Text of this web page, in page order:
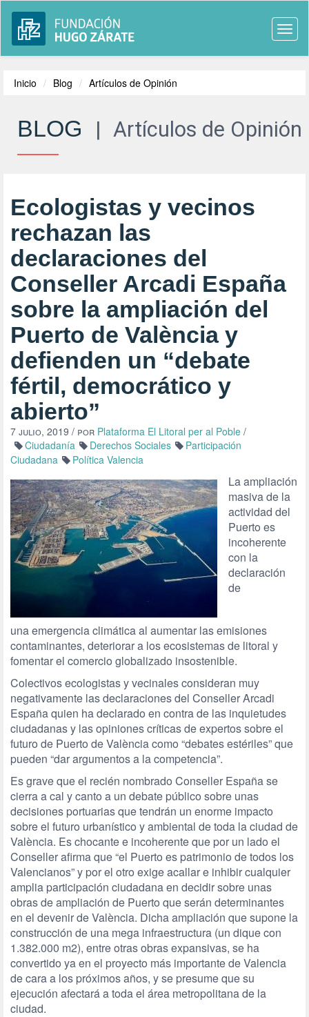
Inicio Blog Artículos de Opinión
BLOG | Artículos de Opinión
Ecologistas y vecinos
rechazan las
declaraciones del
Conseller Arcadi España
sobre la ampliación del
Puerto de València y
defienden un “debate
fértil, democrático y
abierto”
7 julio, 2019 / por Plataforma El Litoral per al Poble /
Ciudadanía
Derechos Sociales
Participación
Ciudadana
Política Valencia
La ampliación
masiva de la
actividad del
Puerto es
incoherente
con la
declaración
de
una emergencia climática al aumentar las emisiones
contaminantes, deteriorar a los ecosistemas de litoral y
fomentar el comercio globalizado insostenible.
Colectivos ecologistas y vecinales consideran muy
negativamente las declaraciones del Conseller Arcadi
España quien ha declarado en contra de las inquietudes
ciudadanas y las opiniones críticas de expertos sobre el
futuro de Puerto de València como “debates estériles” que
pueden “dar argumentos a la competencia”.
Es grave que el recién nombrado Conseller España se
cierra a cal y canto a un debate público sobre unas
decisiones portuarias que tendrán un enorme impacto
sobre el futuro urbanístico y ambiental de toda la ciudad de
València. Es chocante e incoherente que por un lado el
Conseller afirma que “el Puerto es patrimonio de todos los
Valencianos” y por el otro exige acallar e inhibir cualquier
amplia participación ciudadana en decidir sobre unas
obras de ampliación de Puerto que serán determinantes
en el devenir de València. Dicha ampliación que supone la
construcción de una mega infraestructura (un dique con
1.382.000 m2), entre otras obras expansivas, se ha
convertido ya en el proyecto más importante de Valencia
de cara a los próximos años, y se presume que su
ejecución afectará a toda el área metropolitana de la
ciudad.